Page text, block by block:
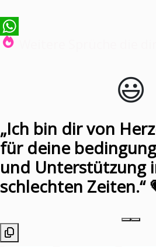
WhatsApp
Weitere Sprüche die dir
😃️
„Ich bin dir von
für deine
und Unterstützung
schlechten Zeiten.“